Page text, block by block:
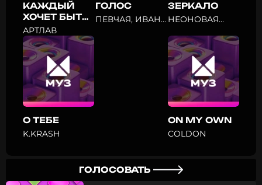
КАЖДЫЙ
ХОЧЕТ БЫТЬ
СОБОЙ
АРТЛАВ
ГОЛОС
ПЕВЧАЯ, ИВАН
ЗЕРКАЛО
НЕОНОВАЯ
О ТЕБЕ
K.KRASH
ON MY OWN
COLDON
ГОЛОСОВАТЬ